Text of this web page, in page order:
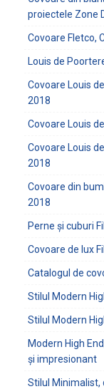
proiectele Zone
Covoare Fletco,
Louis de
Covoare Louis
2018
Covoare Louis
Covoare Louis
2018
Covoare din
2018
Perne și cuburi
Covoare de lux
Catalogul de
Stilul Modern
Stilul Modern
Modern High
și impresionant
Stilul Minimalist,